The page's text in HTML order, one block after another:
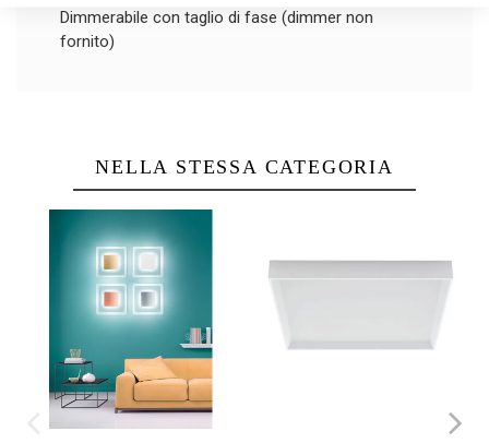
Dimmerabile con taglio di fase (dimmer non
fornito)
NELLA STESSA CATEGORIA